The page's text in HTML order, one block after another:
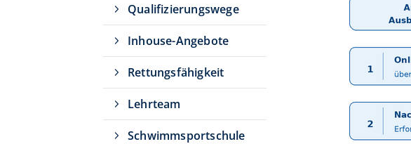
Qualifizierungswege
Inhouse-Angebote
Rettungsfähigkeit
Lehrteam
Schwimmsportschule